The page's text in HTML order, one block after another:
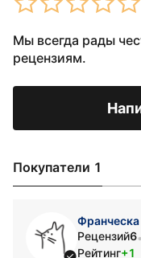
Мы всегда рады
рецензиям.
Покупатели 1
Франческа
Рецензий6•
Рейтинг+1